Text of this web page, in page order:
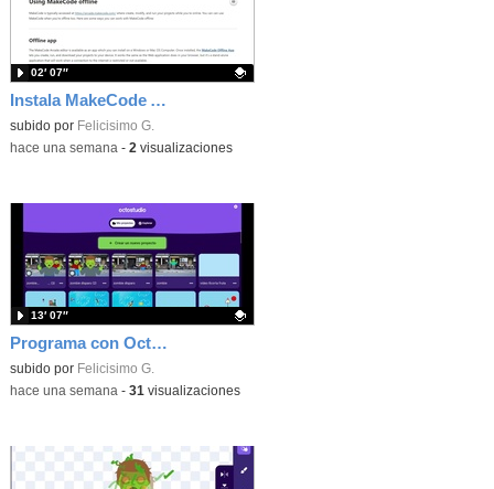
Instala MakeCode Arcade offline para programar grandes juegos sin necesidad de Internet
Contenido educativo.
subido por Felicisimo G.
02′ 07″
-hace una semana - 2 visualizaciones
Programa con OctoStudio, un juego de disparos contra Zombies con un cargador basado en el House of the dead
Contenido educativo.
subido por Felicisimo G.
13′ 07″
-hace una semana - 31 visualizaciones